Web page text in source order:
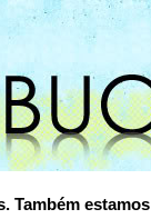
Também